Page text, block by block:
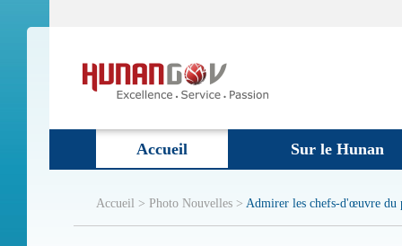
Accueil Sur le Hunan
Accueil > Photo Nouvelles > Admirer les chefs-d'œuvre du